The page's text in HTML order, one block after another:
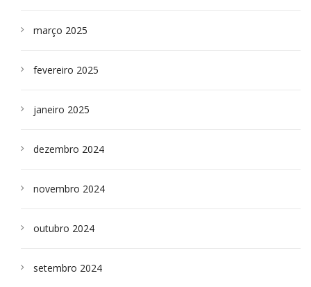
março 2025
fevereiro 2025
janeiro 2025
dezembro 2024
novembro 2024
outubro 2024
setembro 2024